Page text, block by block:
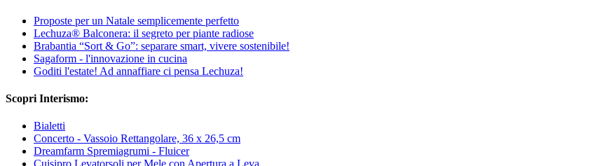
Proposte per un Natale semplicemente perfetto
Lechuza® Balconera: il segreto per piante radiose
Brabantia “Sort & Go”: separare smart, vivere sostenibile!
Sagaform - l'innovazione in cucina
Goditi l'estate! Ad annaffiare ci pensa Lechuza!
Scopri Interismo:
Bialetti
Concerto - Vassoio Rettangolare, 36 x 26,5 cm
Dreamfarm Spremiagrumi - Fluicer